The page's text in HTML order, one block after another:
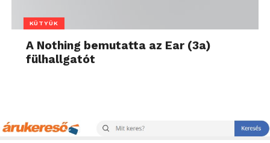
KÜTYÜK
A Nothing bemutatta az Ear (3a)
fülhallgatót